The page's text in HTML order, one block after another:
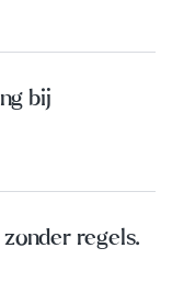
bij
regels.